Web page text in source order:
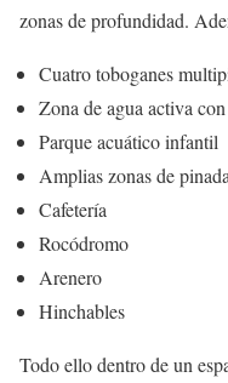
zonas de profundidad.
Cuatro toboganes
Zona de agua activa
Parque acuático infantil
Amplias zonas de pinada
Cafetería
Rocódromo
Arenero
Hinchables
Todo ello dentro de un